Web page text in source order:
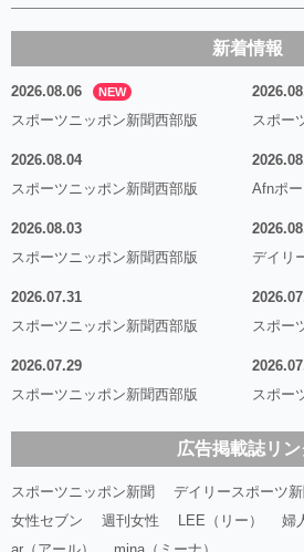
新着情報
2026.08.06 NEW
スポーツニッポン新聞西部版
スポー
2026.08.04
スポーツニッポン新聞西部版
Afnポ
2026.08.03
スポーツニッポン新聞西部版
デイリ
2026.07.31
スポーツニッポン新聞西部版
スポー
2026.07.29
スポーツニッポン新聞西部版
スポー
広告掲載誌リン
スポーツニッポン新聞 デイリースポーツ
女性セブン
週刊女性 LEE（リー） 婦